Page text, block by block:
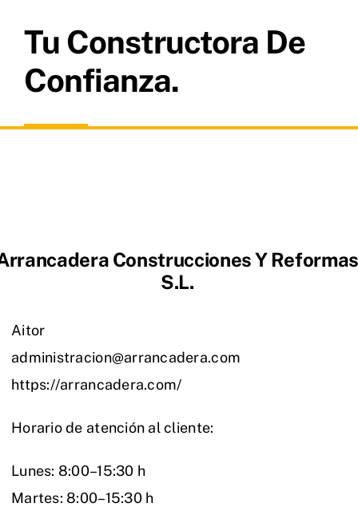
Tu Constructora De
Confianza.
Construcciones Y Reformas
S.L.
Aitor
administracion@arrancadera.com
https://arrancadera.com/
Horario de atención al cliente:
Lunes: 8:00–15:30 h
Martes: 8:00–15:30 h